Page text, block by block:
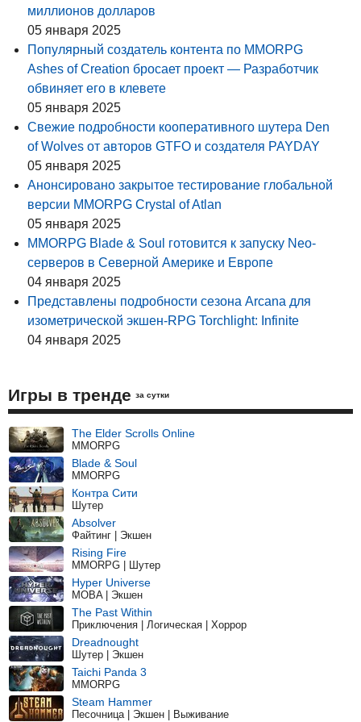
миллионов долларов
05 января 2025
Популярный создатель контента по MMORPG
Ashes of Creation бросает проект — Разработчик
обвиняет его в клевете
05 января 2025
Свежие подробности кооперативного шутера Den
of Wolves от авторов GTFO и создателя PAYDAY
05 января 2025
Анонсировано закрытое тестирование глобальной
версии MMORPG Crystal of Atlan
05 января 2025
MMORPG Blade & Soul готовится к запуску Neo-
серверов в Северной Америке и Европе
04 января 2025
Представлены подробности сезона Arcana для
изометрической экшен-RPG Torchlight: Infinite
04 января 2025
Игры в тренде за сутки
The Elder Scrolls Online
MMORPG
Blade & Soul
MMORPG
Контра Сити
Шутер
Absolver
Файтинг | Экшен
Rising Fire
MMORPG | Шутер
Hyper Universe
MOBA | Экшен
The Past Within
Приключения | Логическая | Хоррор
Dreadnought
Шутер | Экшен
Taichi Panda 3
MMORPG
Steam Hammer
Песочница | Экшен | Выживание